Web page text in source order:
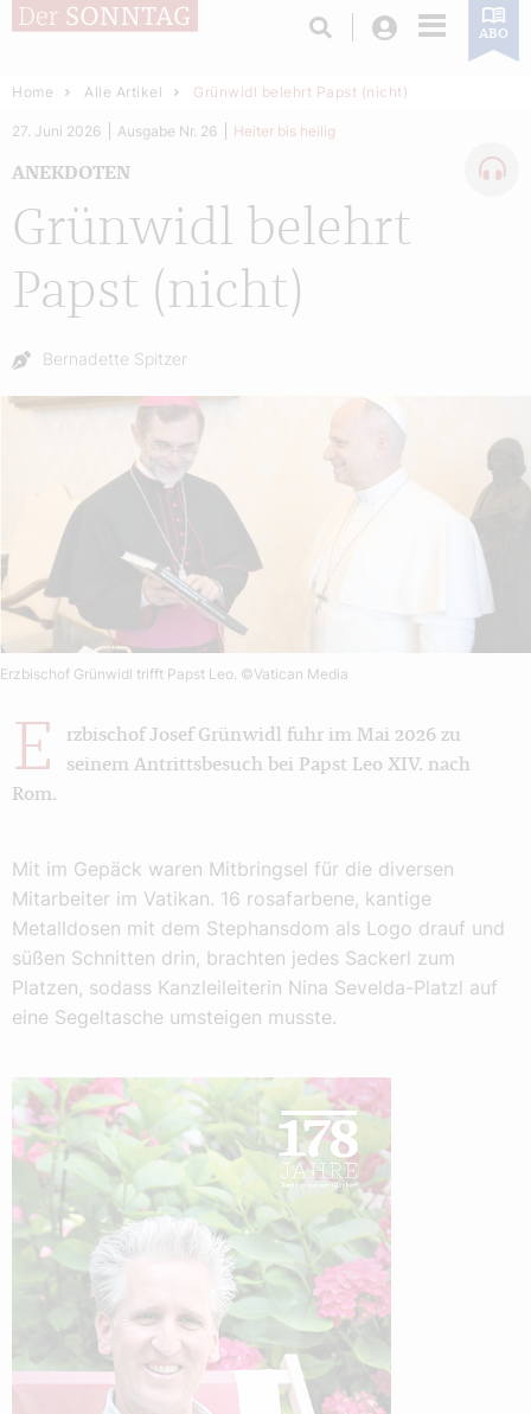
Login ABO
Home Alle Artikel Grünwidl belehrt Papst (nicht)
Grünwidl belehrt
Papst (nicht)
ANEKDOTEN
27. Juni 2026 Ausgabe Nr. 26 Heiter bis heilig
Autor:
Bernadette Spitzer
Erzbischof Grünwidl trifft Papst Leo. ©Vatican Media
E
rzbischof Josef Grünwidl fuhr im Mai 2026 zu
seinem Antrittsbesuch bei Papst Leo XIV. nach
Rom.
Mit im Gepäck waren Mitbringsel für die diversen
Mitarbeiter im Vatikan. 16 rosafarbene, kantige
Metalldosen mit dem Stephansdom als Logo drauf und
süßen Schnitten drin, brachten jedes Sackerl zum
Platzen, sodass Kanzleileiterin Nina Sevelda-Platzl auf
eine Segeltasche umsteigen musste.